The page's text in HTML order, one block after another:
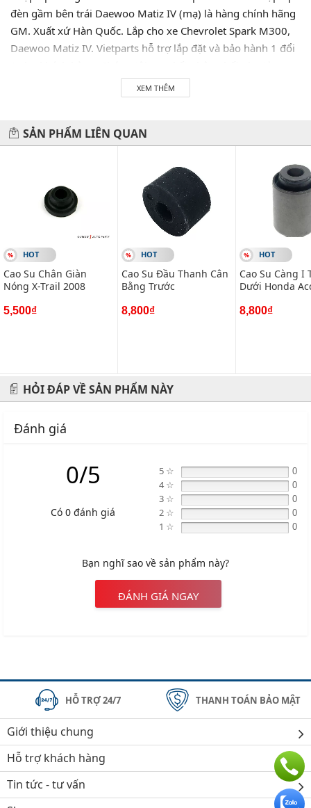
đèn gầm bên trái Daewoo Matiz IV (mạ) là hàng chính hãng
GM. Xuất xứ Hàn Quốc. Lắp cho xe Chevrolet Spark M300,
Daewoo Matiz IV. Vietparts hỗ trợ lắp đặt và bảo hành 1 đổi
chính hãng được nhập khẩu trực tiếp tại các nguồn nhà máy
mà không qua tay bên thứ hai. Hãy LH 0945333777 để
phục vụ quý khách!
Hãy đến với chúng tôi để xế yêu của bạn được chăm sóc chu
đáo nhất.
#vietparts #ascgroup #phutungotodungxuatxurochatluong
#phugiaoto #phutungoto
-------------------------------------------------------
VIETPARTS - Thương hiệu 20 năm về cung cấp phụ tùng,
Hotline: 0945 333 777
XEM THÊM
SẢN PHẨM LIÊN QUAN
HOT
Cao Su Chân Giàn
Nóng X-Trail 2008
5,500₫
HOT
Cao Su Đầu Thanh Cân
Bằng Trước
8,800₫
HOT
Cao Su Càng I
Dưới Honda
8,800₫
HỎI ĐÁP VỀ SẢN PHẨM NÀY
Đánh giá
0/5
Có 0 đánh giá
5 ☆ 0
4 ☆ 0
3 ☆ 0
2 ☆ 0
1 ☆ 0
Bạn nghĩ sao về sản phẩm này?
ĐÁNH GIÁ NGAY
HỖ TRỢ 24/7 THANH TOÁN BẢO MẬT
Giới thiệu chung
Hỗ trợ khách hàng
Tin tức - tư vấn